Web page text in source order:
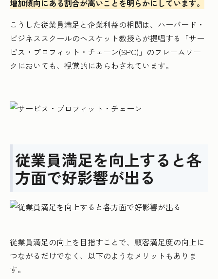
増加傾向にある割合が高いことを明らかにしています。
こうした従業員満足と企業利益の相関は、ハーバード・
ビジネススクールのヘスケット教授らが提唱する「サー
ビス・プロフィット・チェーン(SPC)」のフレームワー
クにおいても、視覚的にあらわされています。
従業員満足を向上すると各
方面で好影響が出る
従業員満足の向上を目指すことで、顧客満足度の向上に
つながるだけでなく、以下のようなメリットもありま
す。